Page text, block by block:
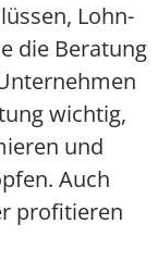
Lohn-
die Beratung
wichtig,
und
Auch
profitieren